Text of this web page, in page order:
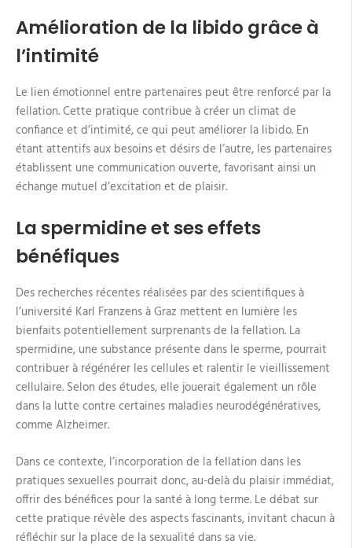
Amélioration de la libido grâce à
l’intimité
Le lien émotionnel entre partenaires peut être renforcé par la
fellation. Cette pratique contribue à créer un climat de
confiance et d’intimité, ce qui peut améliorer la libido. En
étant attentifs aux besoins et désirs de l’autre, les partenaires
établissent une communication ouverte, favorisant ainsi un
échange mutuel d’excitation et de plaisir.
La spermidine et ses effets
bénéfiques
Des recherches récentes réalisées par des scientifiques à
l’université Karl Franzens à Graz mettent en lumière les
bienfaits potentiellement surprenants de la fellation. La
spermidine, une substance présente dans le sperme, pourrait
contribuer à régénérer les cellules et ralentir le vieillissement
cellulaire. Selon des études, elle jouerait également un rôle
dans la lutte contre certaines maladies neurodégénératives,
comme Alzheimer.
Dans ce contexte, l’incorporation de la fellation dans les
pratiques sexuelles pourrait donc, au-delà du plaisir immédiat,
offrir des bénéfices pour la santé à long terme. Le débat sur
cette pratique révèle des aspects fascinants, invitant chacun à
réfléchir sur la place de la sexualité dans sa vie.